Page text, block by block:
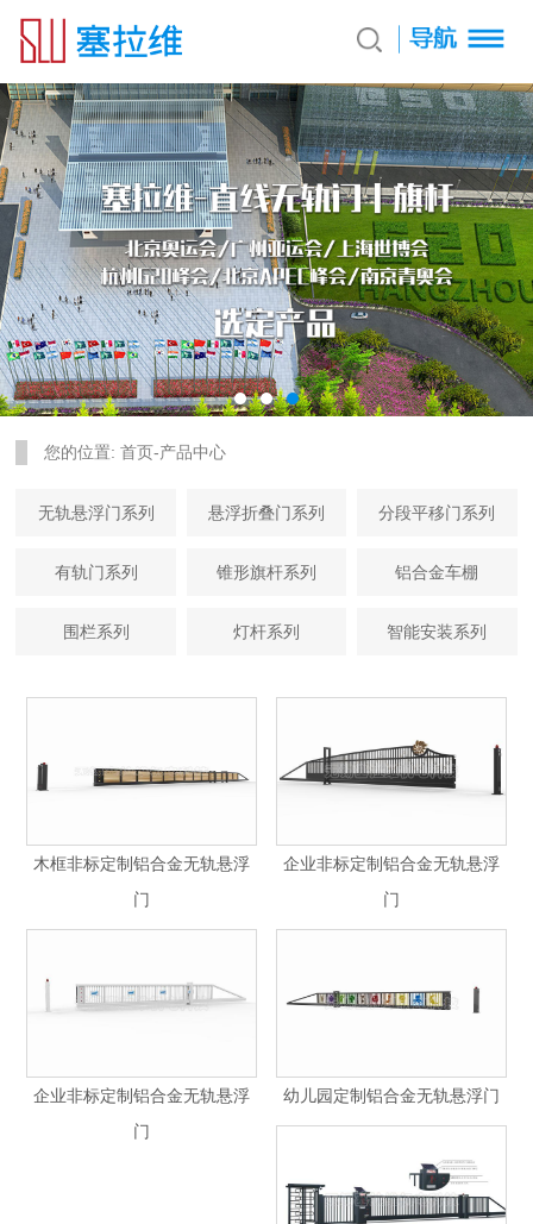
您的位置:首页-产品中心
无轨悬浮门系列 悬浮折叠门系列 分段平移门系列
有轨门系列 锥形旗杆系列 铝合金车棚
围栏系列 灯杆系列 智能安装系列
木框非标定制铝合金无轨悬浮
门
企业非标定制铝合金无轨悬浮
门
企业非标定制铝合金无轨悬浮
门
幼儿园定制铝合金无轨悬浮门